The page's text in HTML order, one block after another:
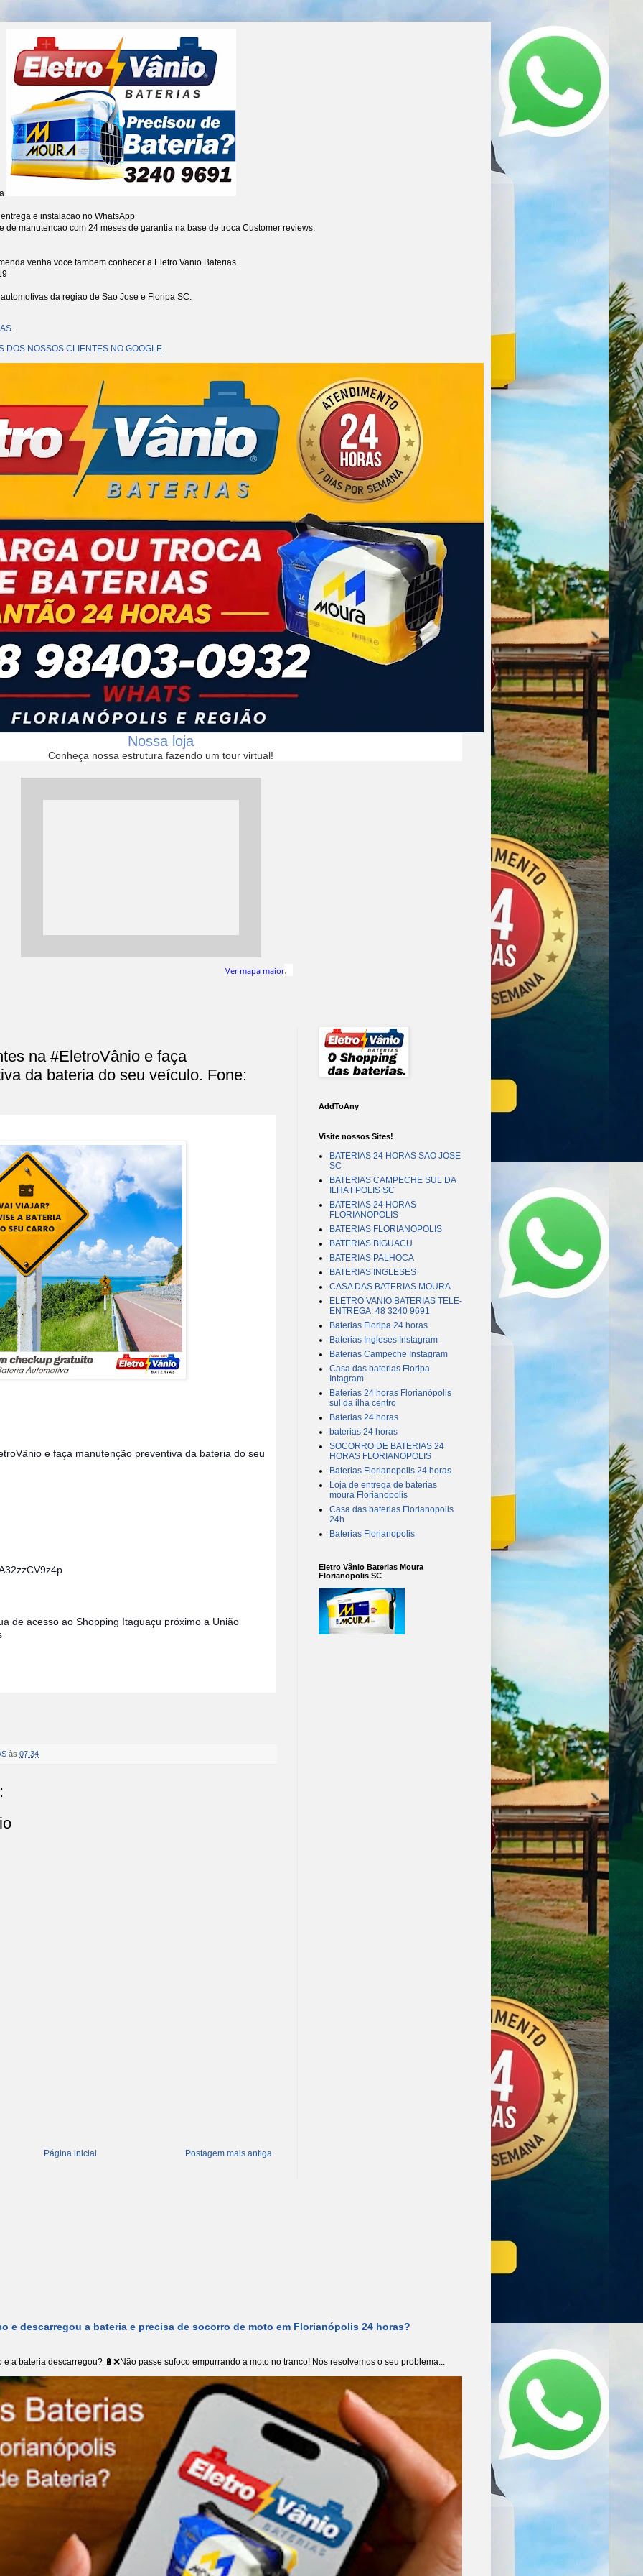
e instalacao no WhatsApp
de manutencao com 24 meses de garantia na base de troca Customer reviews:
venha voce tambem conhecer a Eletro Vanio Baterias.
da regiao de Sao Jose e Floripa SC.
DOS NOSSOS CLIENTES NO GOOGLE.
Nossa loja
Conheça nossa estrutura fazendo um tour virtual!
Ver mapa maior.
na #‎EletroVânio‬ e faça
da bateria do seu veículo. Fone:
e faça manutenção preventiva da bateria do seu
de acesso ao Shopping Itaguaçu próximo a União
às 07:34
Postagem mais antiga
Página inicial
AddToAny
Visite nossos Sites!
BATERIAS 24 HORAS SAO JOSE
SC
BATERIAS CAMPECHE SUL DA
ILHA FPOLIS SC
BATERIAS 24 HORAS
FLORIANOPOLIS
BATERIAS FLORIANOPOLIS
BATERIAS BIGUACU
BATERIAS PALHOCA
BATERIAS INGLESES
CASA DAS BATERIAS MOURA
ELETRO VANIO BATERIAS TELE-
ENTREGA: 48 3240 9691
Baterias Floripa 24 horas
Baterias Ingleses Instagram
Baterias Campeche Instagram
Casa das baterias Floripa
Intagram
Baterias 24 horas Florianópolis
sul da ilha centro
Baterias 24 horas
baterias 24 horas
SOCORRO DE BATERIAS 24
HORAS FLORIANOPOLIS
Baterias Florianopolis 24 horas
Loja de entrega de baterias
moura Florianopolis
Casa das baterias Florianopolis
24h
Baterias Florianopolis
Eletro Vânio Baterias Moura
Florianopolis SC
e descarregou a bateria e precisa de socorro de moto em Florianópolis 24 horas?
a bateria descarregou? 🔋❌Não passe sufoco empurrando a moto no tranco! Nós resolvemos o seu problema...